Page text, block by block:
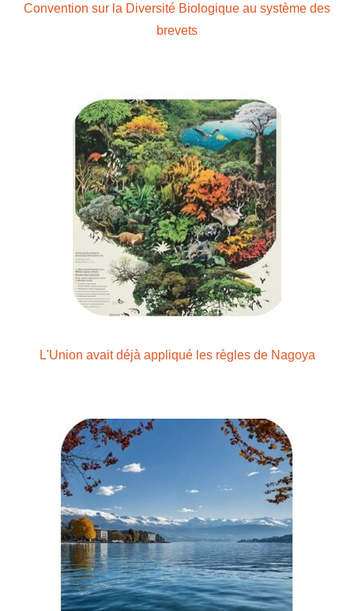
Convention sur la Diversité Biologique au système des
brevets
L'Union avait déjà appliqué les règles de Nagoya